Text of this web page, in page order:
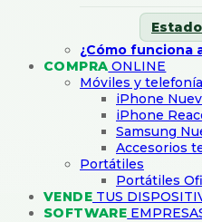
¿Cómo funciona
COMPRA ONLINE
Móviles y telefonía
iPhone
iPhone
Samsung
Accesorios
Portátiles
Portátiles
VENDE TUS
SOFTWARE